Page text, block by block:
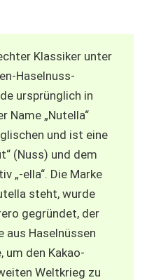
Klassiker unter
Haselnuss-
ursprünglich in
Name „Nutella“
und ist eine
(Nuss) und dem
„-ella“. Die Marke
steht, wurde
gegründet, der
aus Haselnüssen
um den Kakao-
Weltkrieg zu